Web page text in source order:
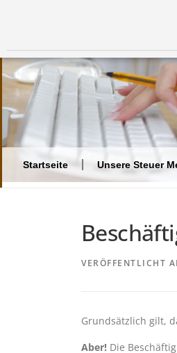
Startseite Unsere Steuer
VERÖFFENTLICHT
Grundsätzlich gilt,
Aber! Die